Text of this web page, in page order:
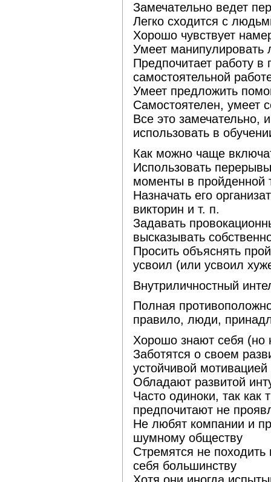
Замечательно ведет
Легко сходится с
Хорошо чувствует
Умеет манипулировать
Предпочитает работу в
самостоятельной
Умеет предложить
Самостоятелен, умеет
Все это замечательно,
использовать в
Как можно чаще
Использовать
моменты в пройденной
Назначать его
викторин и т. п.
Задавать
высказывать
Просить объяснять
усвоил (или усвоил
Внутриличностный
Полная
правило, люди,
Хорошо знают себя (но
Заботятся о своем
устойчивой мотивацией
Обладают развитой
Часто одиноки, так как
предпочитают не
Не любят компании и
шумному обществу
Стремятся не походить
себя большинству